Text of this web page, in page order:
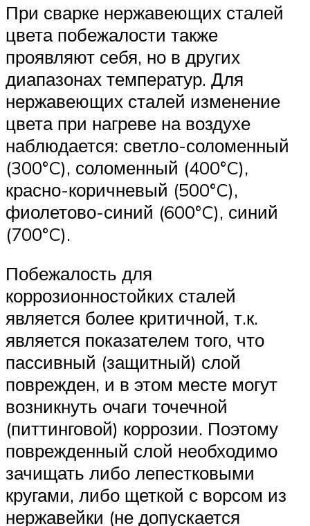
При сварке нержавеющих сталей
цвета побежалости также
проявляют себя, но в других
диапазонах температур. Для
нержавеющих сталей изменение
цвета при нагреве на воздухе
наблюдается: светло-соломенный
(300°C), соломенный (400°C),
красно-коричневый (500°C),
фиолетово-синий (600°C), синий
(700°C).
Побежалость для
коррозионностойких сталей
является более критичной, т.к.
является показателем того, что
пассивный (защитный) слой
поврежден, и в этом месте могут
возникнуть очаги точечной
(питтинговой) коррозии. Поэтому
поврежденный слой необходимо
зачищать либо лепестковыми
кругами, либо щеткой с ворсом из
нержавейки (не допускается